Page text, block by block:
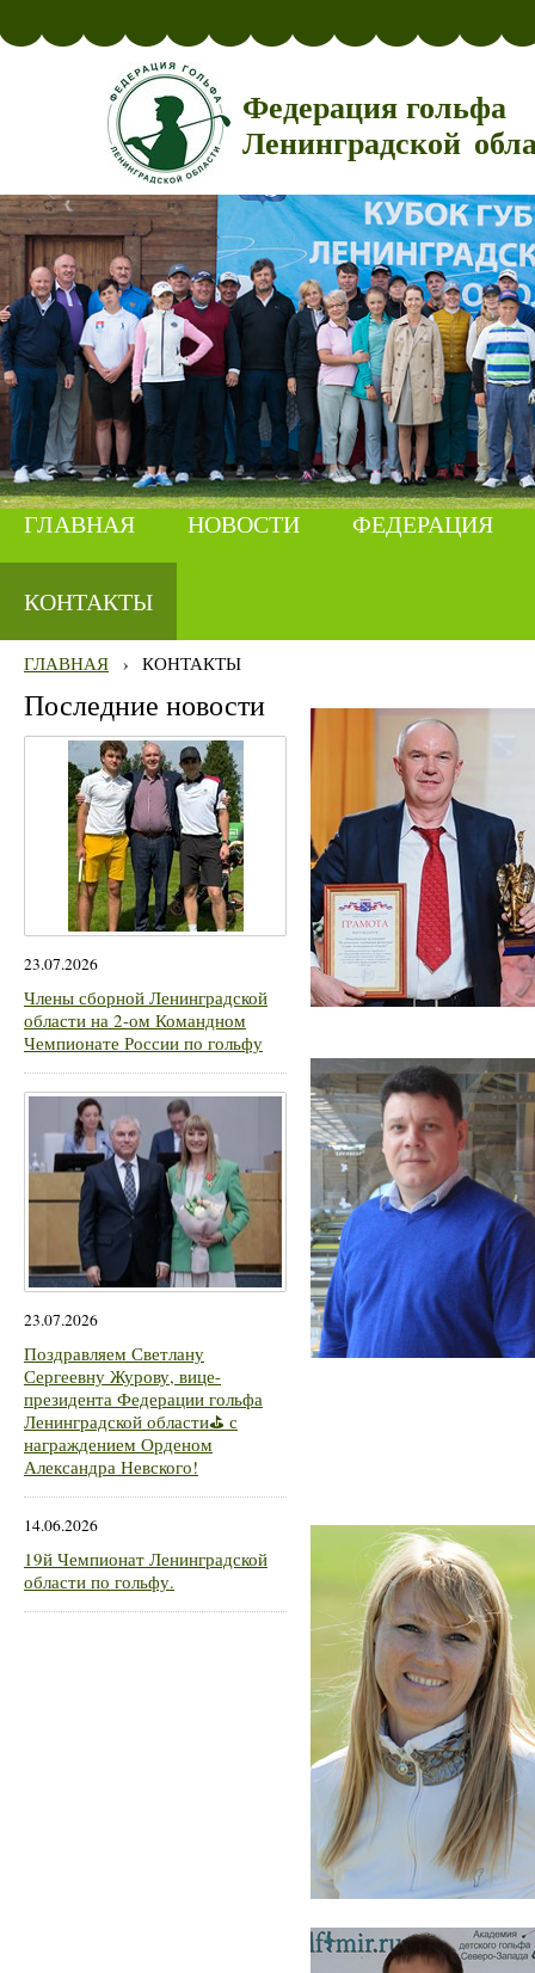
Федерация гольфа
Ленинградской
ГЛАВНАЯ НОВОСТИ ФЕДЕРАЦИЯ
КОНТАКТЫ
ГЛАВНАЯ › КОНТАКТЫ
Последние новости
23.07.2026
Члены сборной Ленинградской
области на 2-ом Командном
Чемпионате России по гольфу
23.07.2026
Поздравляем Светлану
Сергеевну Журову, вице-
президента Федерации гольфа
Ленинградской области⛳ с
награждением Орденом
Александра Невского!
14.06.2026
19й Чемпионат Ленинградской
области по гольфу.